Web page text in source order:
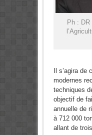
Ph : DR
Il s’agira de
modernes
techniques
objectif de
annuelle de
à 712 000
allant de